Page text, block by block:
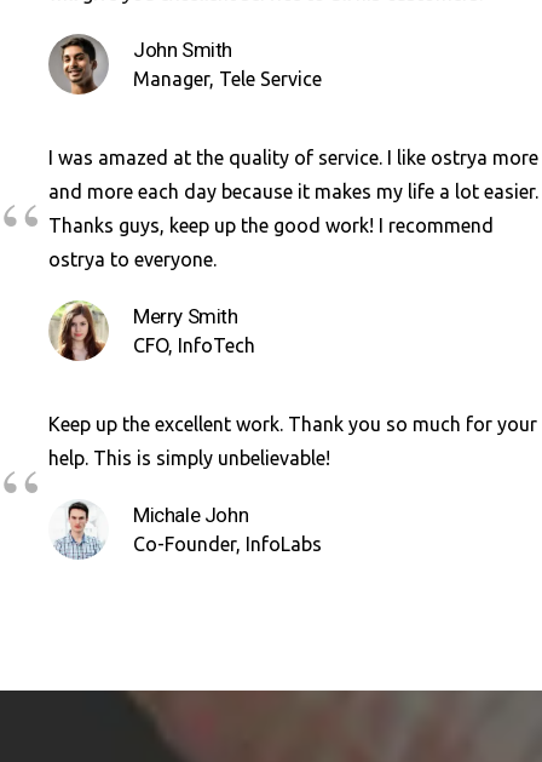
John Smith
Manager, Tele Service
I was amazed at the quality of service. I like ostrya more
and more each day because it makes my life a lot easier.
Thanks guys, keep up the good work! I recommend
ostrya to everyone.
Merry Smith
CFO, InfoTech
Keep up the excellent work. Thank you so much for your
help. This is simply unbelievable!
Michale John
Co-Founder, InfoLabs